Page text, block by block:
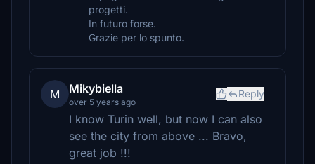
progetti.
In futuro forse.
Grazie per lo spunto.
M Mikybiella
over 5 years ago
Reply
I know Turin well, but now I can also
see the city from above ... Bravo,
great job !!!